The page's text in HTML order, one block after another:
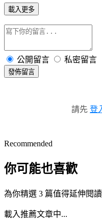
載入更多
公開留言 私密留言
發佈留言
請先 登
Recommended
你可能也喜歡
為你精選 3 篇值得延伸閱
載入推薦文章中...